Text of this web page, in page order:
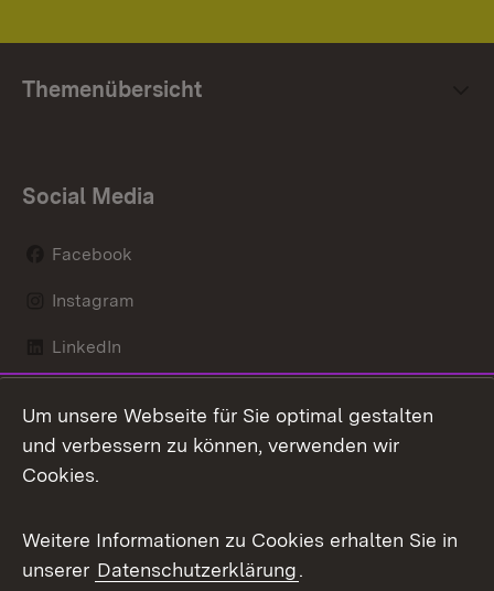
Themenübersicht
Social Media
Facebook
Instagram
LinkedIn
X / Twitter
Youtube
Kontakt
Datenschutz
Um unsere Webseite für Sie optimal gestalten
und verbessern zu können, verwenden wir
Cookies.
Weitere Informationen zu Cookies erhalten Sie in
unserer Datenschutzerklärung.